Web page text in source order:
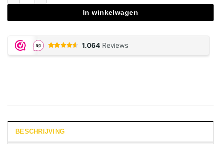
In winkelwagen
BESCHRIJVING